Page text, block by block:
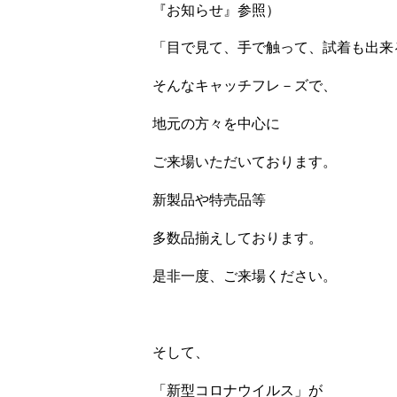
『お知らせ』参照）
「目で見て、手で触って、試着も出
そんなキャッチフレ－ズで、
地元の方々を中心に
ご来場いただいております。
新製品や特売品等
多数品揃えしております。
是非一度、ご来場ください。
そして、
「新型コロナウイルス」が